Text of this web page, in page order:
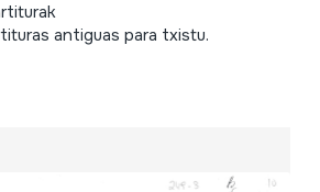
antiguas para txistu.